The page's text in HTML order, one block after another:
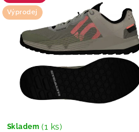
Výprodej
Skladem (1 ks)